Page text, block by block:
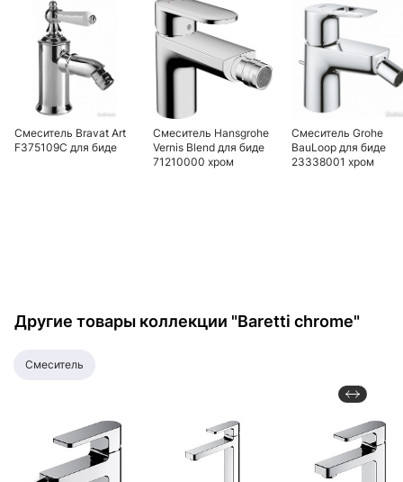
Смеситель Bravat Art
F375109C для биде
Смеситель Hansgrohe
Vernis Blend для биде
71210000 хром
Смеситель Grohe
BauLoop для биде
23338001 хром
Другие товары коллекции "Baretti chrome"
смеситель